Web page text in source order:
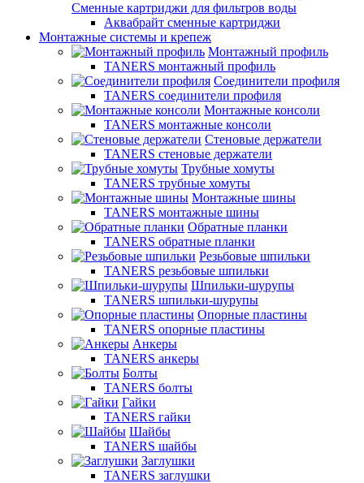
Сменные картриджи для фильтров воды
Аквабрайт сменные картриджи
Монтажные системы и крепеж
Монтажный профиль
TANERS монтажный профиль
Соединители профиля
TANERS соединители профиля
Монтажные консоли
TANERS монтажные консоли
Стеновые держатели
TANERS стеновые держатели
Трубные хомуты
TANERS трубные хомуты
Монтажные шины
TANERS монтажные шины
Обратные планки
TANERS обратные планки
Резьбовые шпильки
TANERS резьбовые шпильки
Шпильки-шурупы
TANERS шпильки-шурупы
Опорные пластины
TANERS опорные пластины
Анкеры
TANERS анкеры
Болты
TANERS болты
Гайки
TANERS гайки
Шайбы
TANERS шайбы
Заглушки
TANERS заглушки